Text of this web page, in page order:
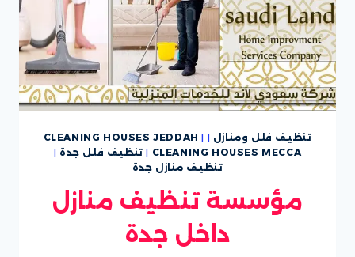
تنظيف فلل ومنازل |
CLEANING HOUSES JEDDAH |
CLEANING HOUSES MECCA
| تنظيف فلل جدة |
تنظيف منازل جدة
مؤسسة تنظيف منازل
داخل جدة